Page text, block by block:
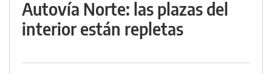
Autovía Norte: las plazas del
interior están repletas